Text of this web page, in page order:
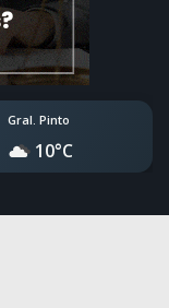
Gral. Pinto
10°C